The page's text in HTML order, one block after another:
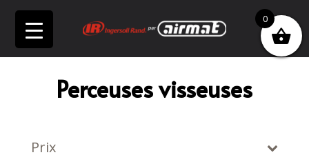
Perceuses visseuses
Prix
0